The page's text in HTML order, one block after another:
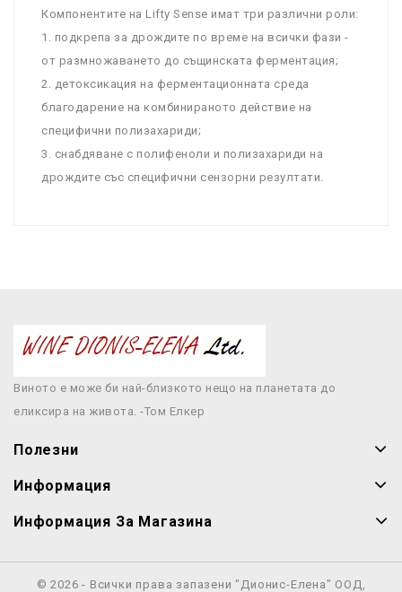
Компонентите на Lifty Sense имат три различни роли:
1.
подкрепа за дрождите по време на всички фази -
от размножаването до същинската ферментация ;
2.
детоксикация на ферментационната среда
благодарение на комбинираното действие на
специфични полизахариди ;
3.
снабдяване с полифеноли и полизахариди на
дрождите със специфични сензорни резултати
Виното е може би най-близкото нещо на планетата до
еликсира на живота. -Том Елкер
Полезни
Информация
Информация За Магазина
© 2026 - Всички права запазени "Дионис-Елена" ООД,